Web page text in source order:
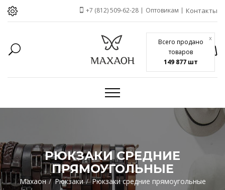
Всего продано
товаров
149 877 шт
x
+7 (812) 509-62-28 Оптовикам Контакты
РЮКЗАКИ СРЕДНИЕ
ПРЯМОУГОЛЬНЫЕ
Махаон Рюкзаки Рюкзаки средние прямоугольные